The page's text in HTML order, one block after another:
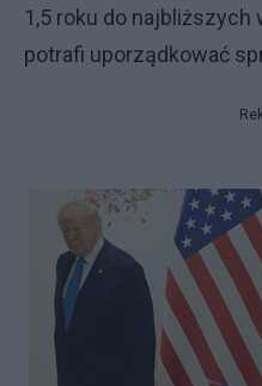
1,5 roku do najbliższych
potrafi uporządkować